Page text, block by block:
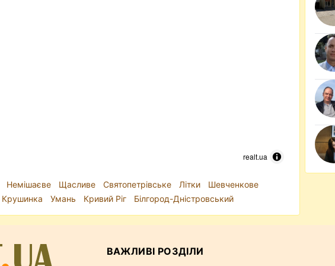
realt.ua
Немішаєве Щасливе Святопетрівське Літки
Шевченкове
Крушинка Умань Кривий Ріг Білгород-Дністровський
ВАЖЛИВІ РОЗДІЛИ